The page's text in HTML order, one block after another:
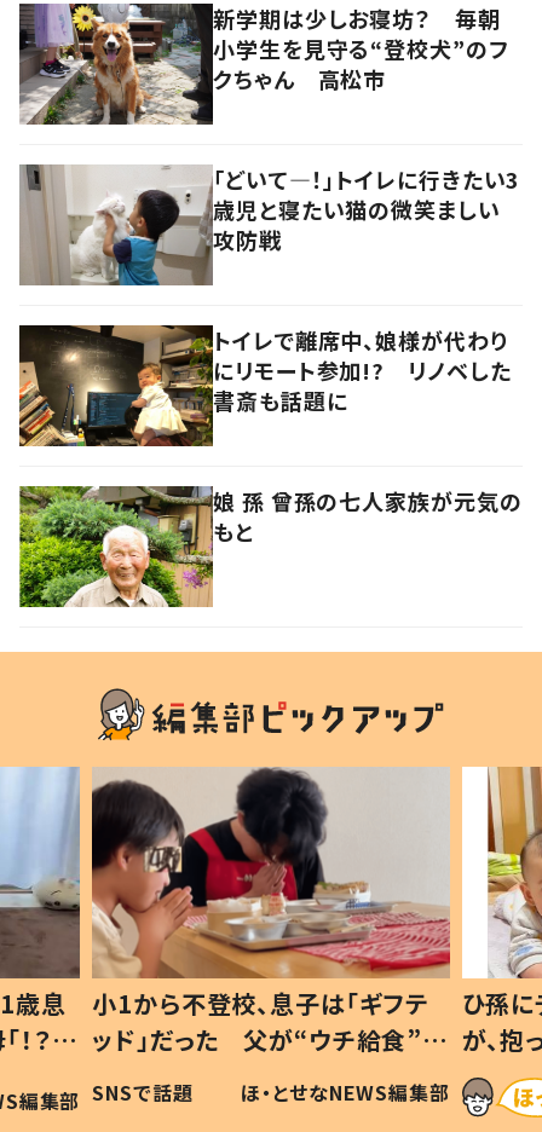
新学期は少しお寝坊？ 毎朝
小学生を見守る“登校犬”のフ
クちゃん 高松市
「どいて―！」トイレに行きたい3
歳児と寝たい猫の微笑ましい
攻防戦
トイレで離席中、娘様が代わり
にリモート参加!? リノベした
書斎も話題に
娘 孫 曾孫の七人家族が元気の
もと
歳息
？」
編集部
小1から不登校、息子は「ギフテ
ッド」だった 父が“ウチ給食”を
作り続ける理由とは #令和の親
#令和の子
SNSで話題 ほ・とせなNEWS編集部
ひ孫
が、
「涙が
い」